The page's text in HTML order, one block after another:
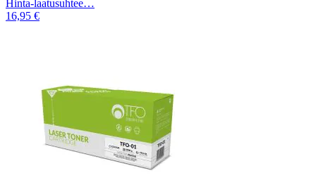
Hinta-laatusuhtee…
16,95 €